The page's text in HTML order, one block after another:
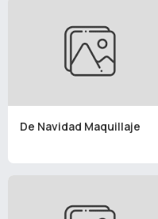
De Navidad Maquillaje